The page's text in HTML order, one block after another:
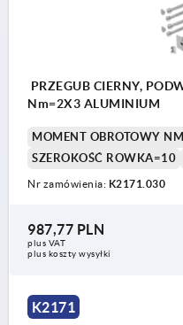
PRZEGUB CIERNY,
Nm=2X3 ALUMINIUM
MOMENT OBROTOWY
SZEROKOŚĆ ROWKA=10
Nr zamówienia: K2171.030
987,77 PLN
plus VAT
plus koszty wysyłki
K2171